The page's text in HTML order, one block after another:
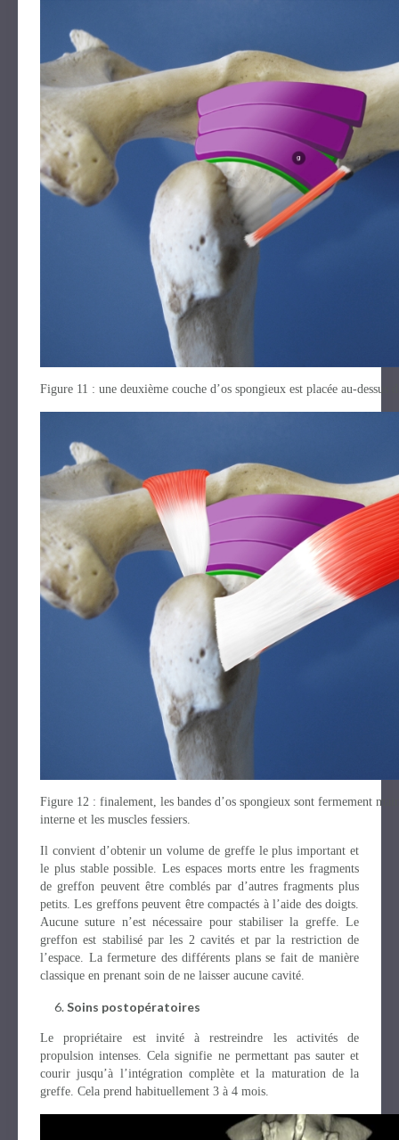
Figure 11 : une deuxième couche d’os spongieux est placée au-dessus
Figure 12 : finalement, les bandes d’os spongieux sont fermement
interne et les muscles fessiers.
Il convient d’obtenir un volume de greffe le plus important et
le plus stable possible. Les espaces morts entre les fragments
de greffon peuvent être comblés par d’autres fragments plus
petits. Les greffons peuvent être compactés à l’aide des doigts.
Aucune suture n’est nécessaire pour stabiliser la greffe. Le
greffon est stabilisé par les 2 cavités et par la restriction de
l’espace. La fermeture des différents plans se fait de manière
classique en prenant soin de ne laisser aucune cavité.
Soins postopératoires
Le propriétaire est invité à restreindre les activités de
propulsion intenses. Cela signifie ne permettant pas sauter et
courir jusqu’à l’intégration complète et la maturation de la
greffe. Cela prend habituellement 3 à 4 mois.